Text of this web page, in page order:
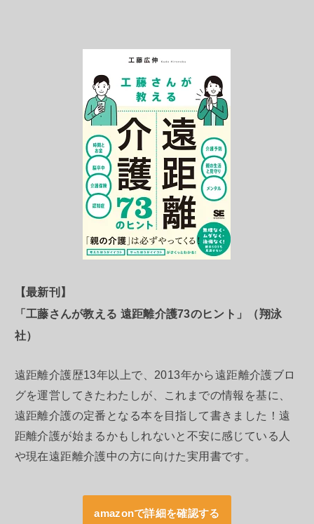
【最新刊】
「工藤さんが教える 遠距離介護73のヒント」（翔泳
社）
遠距離介護歴13年以上で、2013年から遠距離介護ブロ
グを運営してきたわたしが、これまでの情報を基に、
遠距離介護の定番となる本を目指して書きました！遠
距離介護が始まるかもしれないと不安に感じている人
や現在遠距離介護中の方に向けた実用書です。
amazonで詳細を確認する